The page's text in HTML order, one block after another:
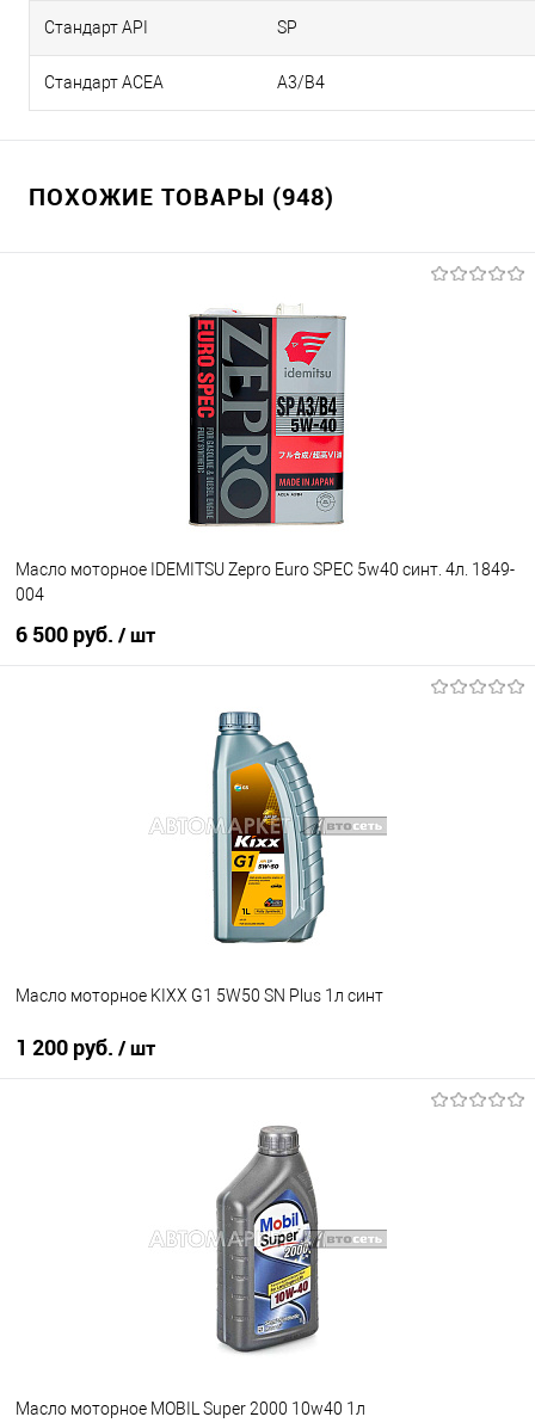
Стандарт API SP
Стандарт ACEA А3/В4
ПОХОЖИЕ ТОВАРЫ (948)
Масло моторное IDEMITSU Zepro Euro SPEC 5w40 синт. 4л. 1849-
004
6 500 руб. / шт
Масло моторное KIXX G1 5W50 SN Plus 1л синт
1 200 руб. / шт
Масло моторное MOBIL Super 2000 10w40 1л